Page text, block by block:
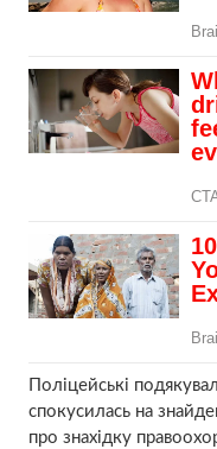
Поліцейські
спокусилась на
про знахідку